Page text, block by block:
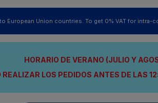
European Union countries. To get 0% VAT for intra-
HORARIO DE VERANO (JULIO Y
REALIZAR LOS PEDIDOS ANTES DE LAS